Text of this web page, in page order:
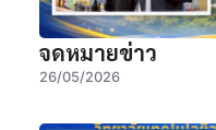
จดหมายข่าว
26/05/2026